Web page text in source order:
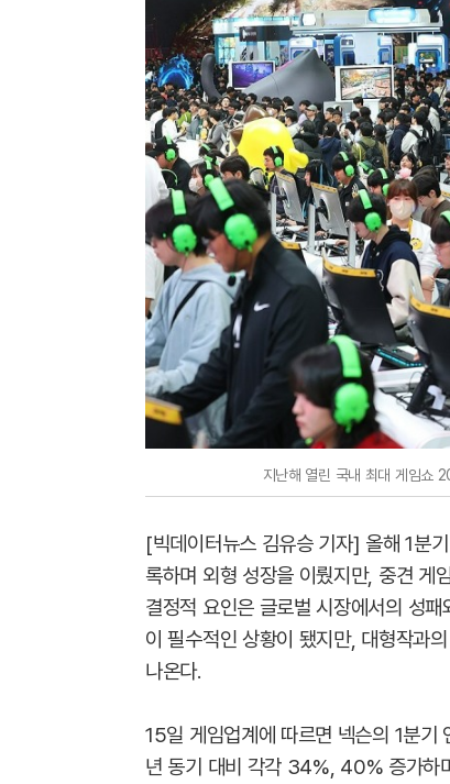
지난해 열린 국내 최대 게임쇼
[빅데이터뉴스 김유승 기자] 올해 1분
록하며 외형 성장을 이뤘지만, 중견 게
결정적 요인은 글로벌 시장에서의 성
이 필수적인 상황이 됐지만, 대형작과
나온다.
15일 게임업계에 따르면 넥슨의 1분
년 동기 대비 각각 34%, 40% 증가하